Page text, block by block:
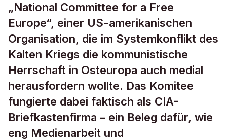
„National Committee for a Free
Europe“, einer US-amerikanischen
Organisation, die im Systemkonflikt des
Kalten Kriegs die kommunistische
Herrschaft in Osteuropa auch medial
herausfordern wollte. Das Komitee
fungierte dabei faktisch als CIA-
Briefkastenfirma – ein Beleg dafür, wie
eng Medienarbeit und